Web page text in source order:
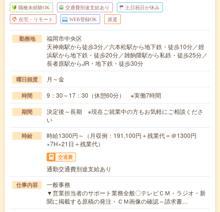
職種未経験OK 交通費別途支給あり 土日祝日が休み
在宅・リモート WEB登録OK 派遣
勤務地
福岡市中央区
天神南駅から徒歩3分／六本松駅から地下鉄・徒歩10分／姪
浜駅から地下鉄・徒歩20分／雑餉隈駅から私鉄・徒歩25分／
長者原駅からJR・地下鉄・徒歩30分
曜日頻度 月～金
時間 9：30～17：30（休憩60分） ※実働7時間
期間
決定後～長期 ※現在ご就業中の方もお気軽にご相談くださ
い
時給
時給1300円～（月収例：191,100円＋残業代＝＠1300円
×7H×21日＋残業代）
交通費
通勤交通費別途支給あり
仕事内容
一般事務
▼営業担当者のサポート業務全般〇テレビＣＭ・ラジオ・新
聞に掲載する原稿の発注・ＣＭ画像の確認～請求書…